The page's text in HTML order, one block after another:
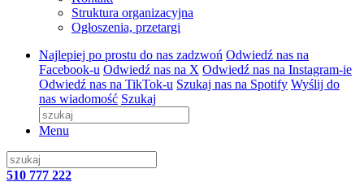
Struktura organizacyjna
Ogłoszenia, przetargi
Najlepiej po prostu do nas zadzwoń Odwiedź nas na
Facebook-u Odwiedź nas na X Odwiedź nas na Instagram-ie
Odwiedź nas na TikTok-u Szukaj nas na Spotify Wyślij do
nas wiadomość Szukaj
Menu
510 777 222